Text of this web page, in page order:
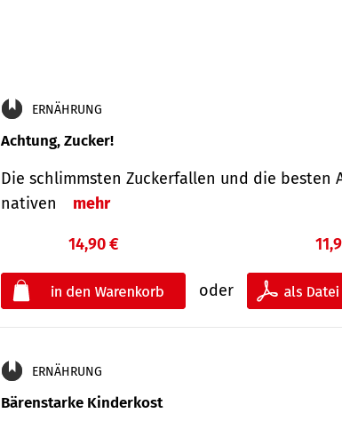
ERNÄHRUNG
Achtung, Zucker!
Die schlimmsten Zucker­fallen und die besten
nativen
mehr
14,90 €
oder
ERNÄHRUNG
Bärenstarke Kinderkost